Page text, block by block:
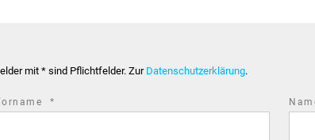
mit * sind Pflichtfelder. Zur Datenschutzerklärung.
*